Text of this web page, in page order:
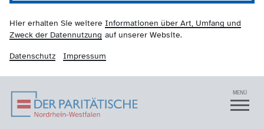
Hier erhalten Sie weitere Informationen über Art, Umfang und
Zweck der Datennutzung auf unserer Website.
Datenschutz Impressum
Der Paritätische NRW
Navigation MENÜ